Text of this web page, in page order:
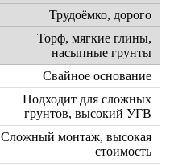
Трудоёмко, дорого
Торф, мягкие глины,
насыпные грунты
Свайное основание
Подходит для сложных
грунтов, высокий УГВ
Сложный монтаж, высокая
стоимость